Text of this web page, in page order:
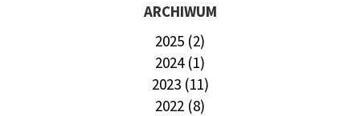
ARCHIWUM
2025 (2)
2024 (1)
2023 (11)
2022 (8)